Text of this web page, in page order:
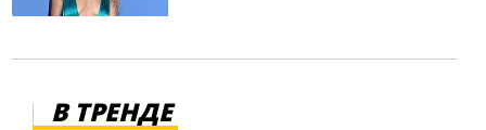
В ТРЕНДЕ